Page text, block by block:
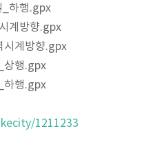
하행.gpx
계방향.gpx
시계방향.gpx
상행.gpx
하행.gpx
1211233